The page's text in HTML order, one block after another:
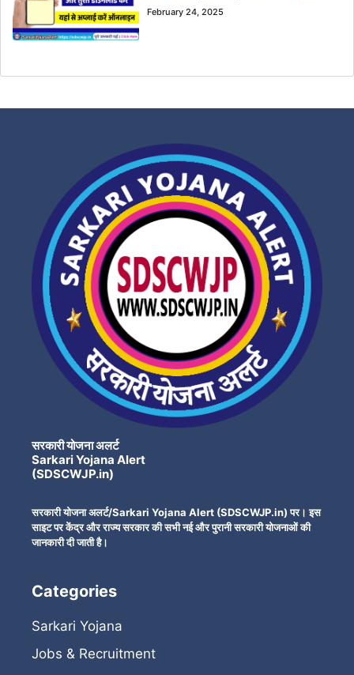
February 24, 2025
सरकारी योजना अलर्ट
Sarkari Yojana Alert
(SDSCWJP.in)
सरकारी योजना अलर्ट/Sarkari Yojana Alert (SDSCWJP.in) पर। इस
साइट पर केंद्र और राज्य सरकार की सभी नई और पुरानी सरकारी योजनाओं की
जानकारी दी जाती है।
Categories
Sarkari Yojana
Jobs & Recruitment